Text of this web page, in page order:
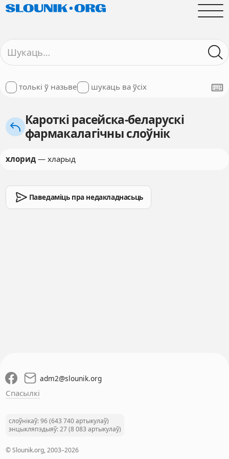
толькі ў назьве шукаць ва ўсіх
Кароткі расейска-беларускі
фармакалагічны слоўнік
хлорид— хларыд
Паведаміць пра недакладнасьць
adm2@slounik.org
Спасылкі
слоўнікаў: 96 (643 740 артыкулаў)
энцыкляпэдыяў: 27 (8 083 артыкулаў)
© Slounik.org, 2003–2026